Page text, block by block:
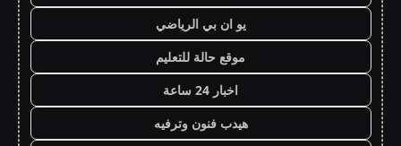
يو ان بي الرياضي
موقع حالة للتعليم
اخبار 24 ساعة
هيدب فنون وترفيه